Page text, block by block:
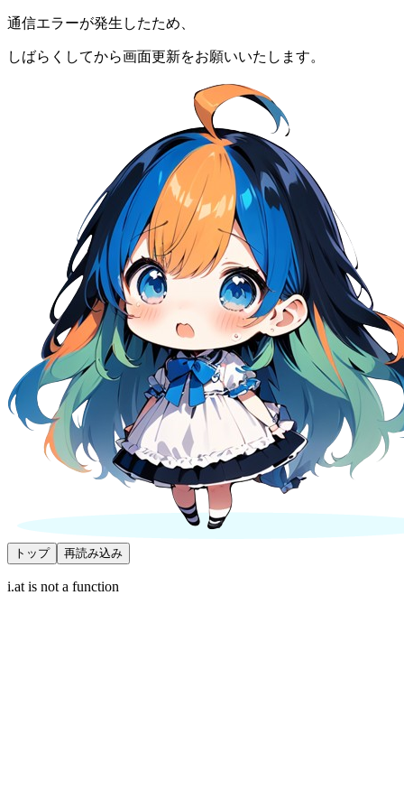
通信エラーが発生したため、
しばらくしてから画面更新をお願いいたします。
トップ 再読み込み
i.at is not a function